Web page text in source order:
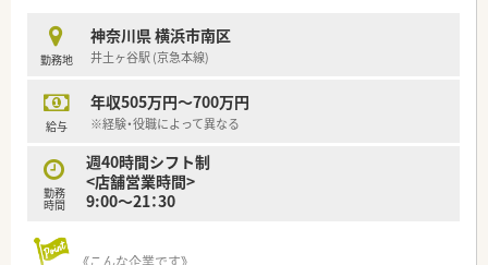
■充実した研修制度、人事制度、評価制度、キャリア支援制度等
があるのも特徴です
勤務地
神奈川県 横浜市南区
井土ヶ谷駅 (京急本線)
給与
年収505万円～700万円
※経験・役職によって異なる
勤務
時間
週40時間シフト制
<店舗営業時間>
9:00～21：30